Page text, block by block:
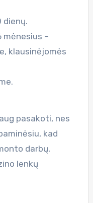
dienų.
mėnesius –
klausinėjomės
pasakoti, nes
kad
darbų,
lenkų